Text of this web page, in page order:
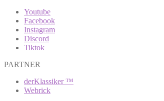
Youtube
Facebook
Instagram
Discord
Tiktok
PARTNER
derKlassiker ™
Webrick